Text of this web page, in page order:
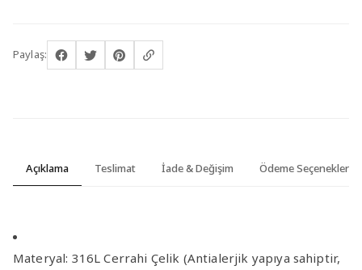
Paylaş:
Açıklama Teslimat İade & Değişim Ödeme Seçenekleri
Materyal: 316L Cerrahi Çelik (Antialerjik yapıya sahiptir,